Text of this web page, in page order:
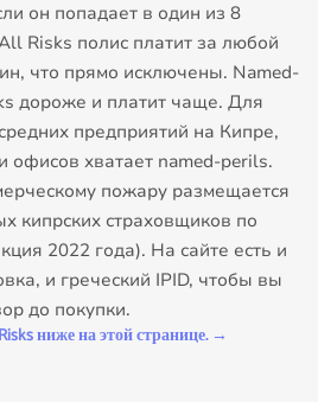
он попадает в один из 8
Risks полис платит за любой
что прямо исключены. Named-
дороже и платит чаще. Для
предприятий на Кипре,
офисов хватает named-perils.
пожару размещается
кипрских страховщиков по
2022 года). На сайте есть и
и греческий IPID, чтобы вы
до покупки.
ниже на этой странице.→